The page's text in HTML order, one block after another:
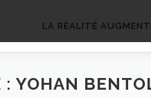
LA RÉALITÉ
: YOHAN